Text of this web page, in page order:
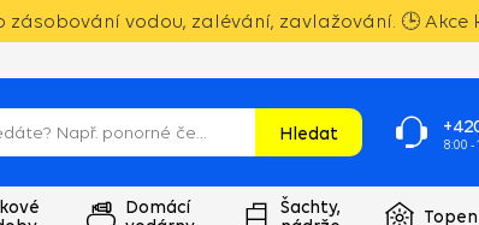
zásobování vodou, zalévání, zavlažování. 🕒 Akce
Hledat
8:00 -
Domácí
Šachty,